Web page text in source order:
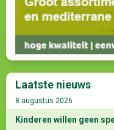
Laatste nieuws
Kinderen willen geen
8 augustus 2026